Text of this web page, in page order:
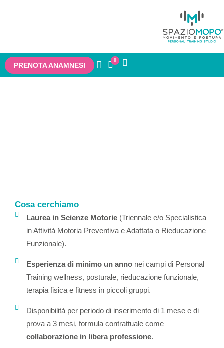
PRENOTA ANAMNESI
0
Cosa cerchiamo
Laurea in Scienze Motorie(Triennale e/o Specialistica
in Attività Motoria Preventiva e Adattata o Rieducazione
Funzionale).
Esperienza di minimo un annonei campi di Personal
Training wellness, posturale, rieducazione funzionale,
terapia fisica e fitness in piccoli gruppi.
Disponibilità per periodo di inserimento di 1 mese e di
prova a 3 mesi, formula contrattuale come
collaborazione in libera professione.